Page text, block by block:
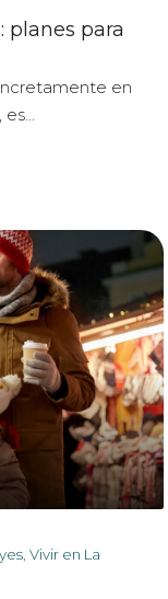
planes para
en
Vivir en La